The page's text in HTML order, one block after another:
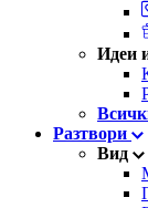
Идеи
Разтвори
Вид